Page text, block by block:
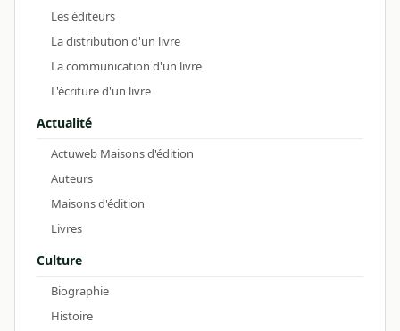
Les éditeurs
La distribution d'un livre
La communication d'un livre
L'écriture d'un livre
Actualité
Actuweb Maisons d'édition
Auteurs
Maisons d'édition
Livres
Culture
Biographie
Histoire